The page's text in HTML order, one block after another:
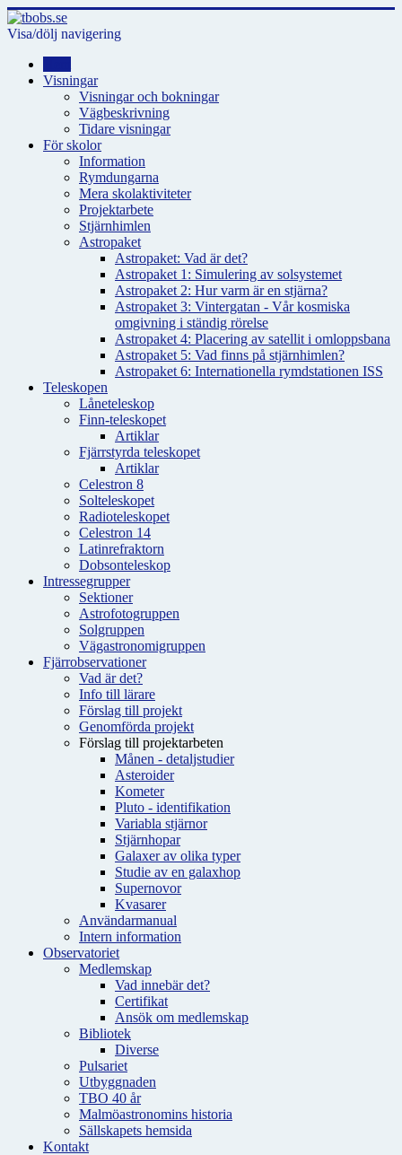
Visa/dölj navigering
Visningar
Visningar och bokningar
Vägbeskrivning
Tidare visningar
För skolor
Information
Rymdungarna
Mera skolaktiviteter
Projektarbete
Stjärnhimlen
Astropaket
Astropaket: Vad är det?
Astropaket 1: Simulering av solsystemet
Astropaket 2: Hur varm är en stjärna?
Astropaket 3: Vintergatan - Vår kosmiska
omgivning i ständig rörelse
Astropaket 4: Placering av satellit i omloppsbana
Astropaket 5: Vad finns på stjärnhimlen?
Astropaket 6: Internationella rymdstationen ISS
Teleskopen
Låneteleskop
Finn-teleskopet
Artiklar
Fjärrstyrda teleskopet
Artiklar
Celestron 8
Solteleskopet
Radioteleskopet
Celestron 14
Latinrefraktorn
Dobsonteleskop
Intressegrupper
Sektioner
Astrofotogruppen
Solgruppen
Vägastronomigruppen
Fjärrobservationer
Vad är det?
Info till lärare
Förslag till projekt
Genomförda projekt
Förslag till projektarbeten
Månen - detaljstudier
Asteroider
Kometer
Pluto - identifikation
Variabla stjärnor
Stjärnhopar
Galaxer av olika typer
Studie av en galaxhop
Supernovor
Kvasarer
Användarmanual
Intern information
Observatoriet
Medlemskap
Vad innebär det?
Certifikat
Ansök om medlemskap
Bibliotek
Diverse
Pulsariet
Utbyggnaden
TBO 40 år
Malmöastronomins historia
Sällskapets hemsida
Kontakt